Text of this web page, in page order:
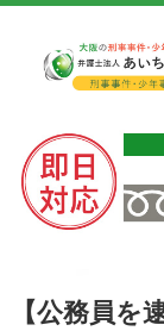
【公務員